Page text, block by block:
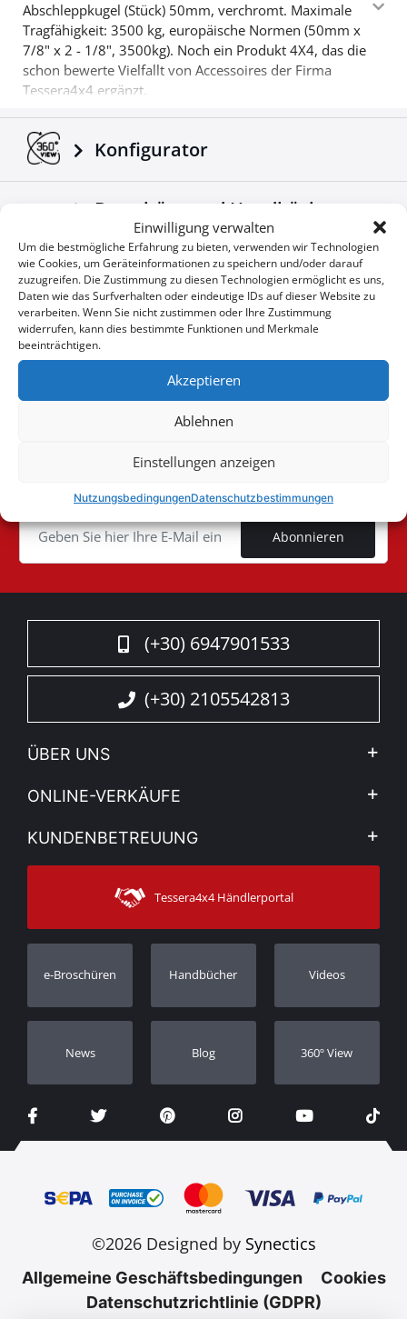
Einwilligung verwalten
Um die bestmögliche Erfahrung zu bieten, verwenden wir Technologien
wie Cookies, um Geräteinformationen zu speichern und/oder darauf
zuzugreifen. Die Zustimmung zu diesen Technologien ermöglicht es uns,
Daten wie das Surfverhalten oder eindeutige IDs auf dieser Website zu
verarbeiten. Wenn Sie nicht zustimmen oder Ihre Zustimmung
widerrufen, kann dies bestimmte Funktionen und Merkmale
beeinträchtigen.
Akzeptieren
Ablehnen
Einstellungen anzeigen
NutzungsbedingungenDatenschutzbestimmungen
Abschleppkugel (Stück) 50mm, verchromt. Maximale
Tragfähigkeit: 3500 kg, europäische Normen (50mm x
7/8" x 2 - 1/8", 3500kg). Noch ein Produkt 4X4, das die
schon bewerte Vielfallt von Accessoires der Firma
Tessera4x4 ergänzt.
Konfigurator
Broschüre und Handbücher
herunterladen
Unternehmensnachrichten
Sonderangebote
Sie wollen keine Gelegenheit
verpassen?
Abonnieren
(+30) 6947901533
(+30) 2105542813
ÜBER UNS
Firma
Sehen Sie unsere Nachrichten
Sitemap
ONLINE-VERKÄUFE
Mein Konto
Versandarten
KUNDENBETREUUNG
Kontakt
Kundendienst
Bestellung verfolgen
Händler
Tessera4x4 Händlerportal
e-Broschüren Handbücher Videos
Νews Blog 360º View
©2026 Designed by Synectics
Allgemeine Geschäftsbedingungen
Cookies
Datenschutzrichtlinie (GDPR)